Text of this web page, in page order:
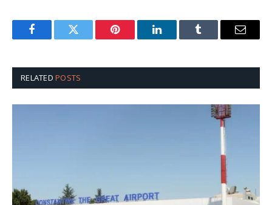
FacebookTwitter Pinterest LinkedInTumblr Email
RELATEDPOSTS